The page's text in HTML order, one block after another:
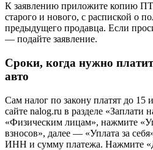
К заявлению приложите копию
старого и нового, с распиской о
предыдущего продавца. Если
— подайте заявление.
Сроки, когда нужно
авто
Сам налог по закону платят до 15
сайте nalog.ru в разделе «Заплати
«Физическим лицам», нажмите
взносов», далее — «Уплата за
ИНН и сумму платежа. Нажмите